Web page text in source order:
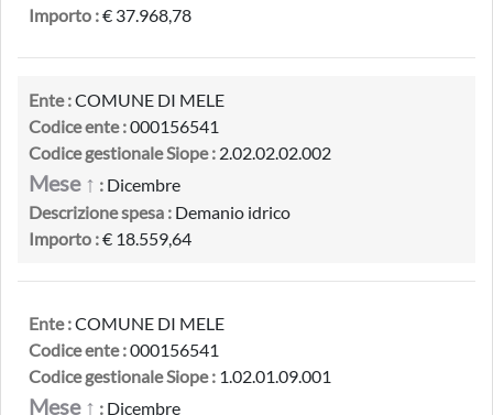
Importo :€ 37.968,78
Ente :COMUNE DI MELE
Codice ente :000156541
Codice gestionale Siope : 2.02.02.02.002
Mese ↑ : Dicembre
Descrizione spesa : Demanio idrico
Importo :€ 18.559,64
Ente :COMUNE DI MELE
Codice ente :000156541
Codice gestionale Siope : 1.02.01.09.001
Mese ↑ : Dicembre